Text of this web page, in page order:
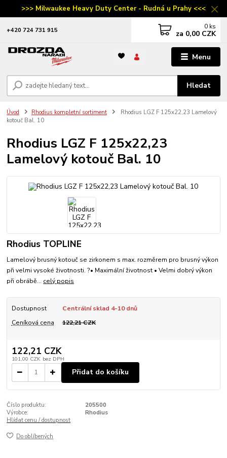
>>> Milwaukee Heavy Duty Center - Rudná u Prahy <<<
Menu
Hledat
‭+420 724 731 915 0 ks
za 0,00 CZK
Úvod Rhodius kompletní sortiment
Rhodius LGZ F 125x22,23 Lamelový
kotouč Bal. 10
Rhodius LGZ F 125x22,23
Lamelový kotouč Bal. 10
Rhodius TOPLINE
Lamelový brusný kotouč se zirkonem s max. rozměrem pro brusný výkon
při velmi vysoké životnosti. ?• Maximální životnost • Velmi dobrý výkon
při obrábě... celý popis
Dostupnost
Centrální sklad 4-10 dnů
Ceníková cena
122,21 CZK
122,21 CZK
101,00 CZK bez DPH
Přidat do košíku
Číslo produktu:
205500
Výrobce:
Rhodius
Hlídat cenu / dostupnost
Do oblíbených